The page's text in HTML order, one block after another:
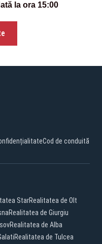
la ora 15:00
Cod de conduită
StarRealitatea de Olt
Realitatea de Giurgiu
Realitatea de Alba
Realitatea de Tulcea